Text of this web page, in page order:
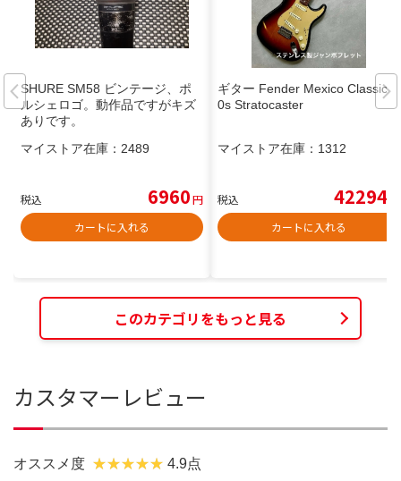
SHURE SM58 ビンテージ、ポ
ルシェロゴ。動作品ですがキズ
ありです。
マイストア在庫： 2489
税込 6960円
カートに入れる
ギター Fender Mexico Classic 6
0s Stratocaster
マイストア在庫： 1312
税込 42294
カートに入れる
このカテゴリをもっと見る
カスタマーレビュー
オススメ度 4.9点